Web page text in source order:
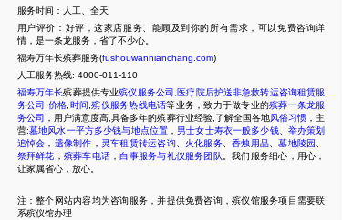
服务时间：人工、全天
用户评价：好评，这家店服务、能顾及到你的所有需求，可以免费咨询详
情，是一条龙服务，省了不少心。
福寿万年长殡葬服务(fushouwannianchang.com)
人工服务热线: 4000-011-110
福寿万年长殡葬提供专业殡仪服务公司 医疗院后护送非急救转运咨询租赁服
务公司 价格 时间 殡仪服务热线电话等业务，致力于做专业的殡葬一条龙服
务公司
，用户满意度高,具备多年的殡葬行业经验,了解全国各地风俗习惯 ，主
营:墓地风水一平方多少钱与地点位置 ， 男士女士寿衣一般多少钱、 举办策划
追悼会 ， 遗像制作 ， 灵车租赁转运咨询、 火化服务、香烛用品 、墓地陵园
祭拜鲜花 ， 殡葬车电话 ，白事服务与礼仪服务团队
。我们服务细心，用心，
让家属省心，放心。
注：整个网站内容均为咨询服务，并提供免费咨询，殡仪馆服务项目需要联
系殡仪馆办理